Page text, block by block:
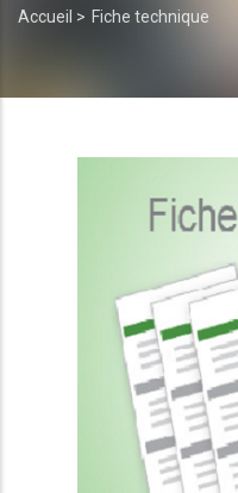
Fil
Accueil > Fiche technique